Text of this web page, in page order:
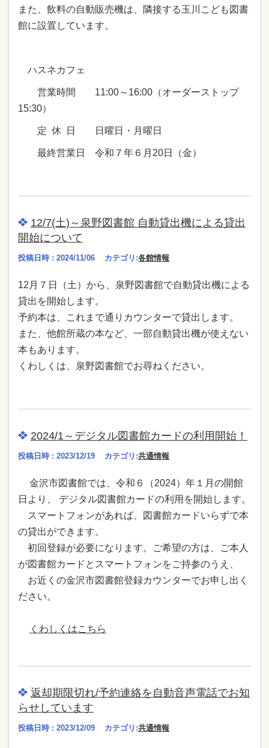
また、飲料の自動販売機は、隣接する玉川こども図書
館に設置しています。
ハスネカフェ
営業時間 11:00～16:00（オーダーストップ
15:30）
定 休 日 日曜日・月曜日
最終営業日 令和７年６月20日（金）
12/7(土)～泉野図書館 自動貸出機による貸出
開始について
投稿日時 : 2024/11/06 カテゴリ:各館情報
12月７日（土）から、泉野図書館で自動貸出機による
貸出を開始します。
予約本は、これまで通りカウンターで貸出します。
また、他館所蔵の本など、一部自動貸出機が使えない
本もあります。
くわしくは、泉野図書館でお尋ねください。
2024/1～デジタル図書館カードの利用開始！
投稿日時 : 2023/12/19 カテゴリ:共通情報
金沢市図書館では、令和６（2024）年１月の開館
日より、 デジタル図書館カードの利用を開始します。
スマートフォンがあれば、図書館カードいらずで本
の貸出ができます。
初回登録が必要になります。ご希望の方は、ご本人
が図書館カードとスマートフォンをご持参のうえ、
お近くの金沢市図書館登録カウンターでお申し出く
ださい。
くわしくはこちら
返却期限切れ/予約連絡を自動音声電話でお知
らせしています
投稿日時 : 2023/12/09 カテゴリ:共通情報